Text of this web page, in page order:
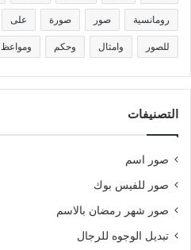
رومانسية صور صورة على
للصور وامثال وحكم ومواعظ
التصنيفات
صور اسم
صور للفيس بوك
صور شهر رمضان بالاسم
تبديل الوجوه للرجال